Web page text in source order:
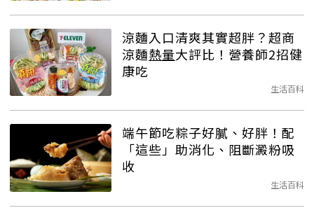
涼麵入口清爽其實超胖？超商
涼麵熱量大評比！營養師2招健
康吃
生活百科
端午節吃粽子好膩、好胖！配
「這些」助消化、阻斷澱粉吸
收
生活百科